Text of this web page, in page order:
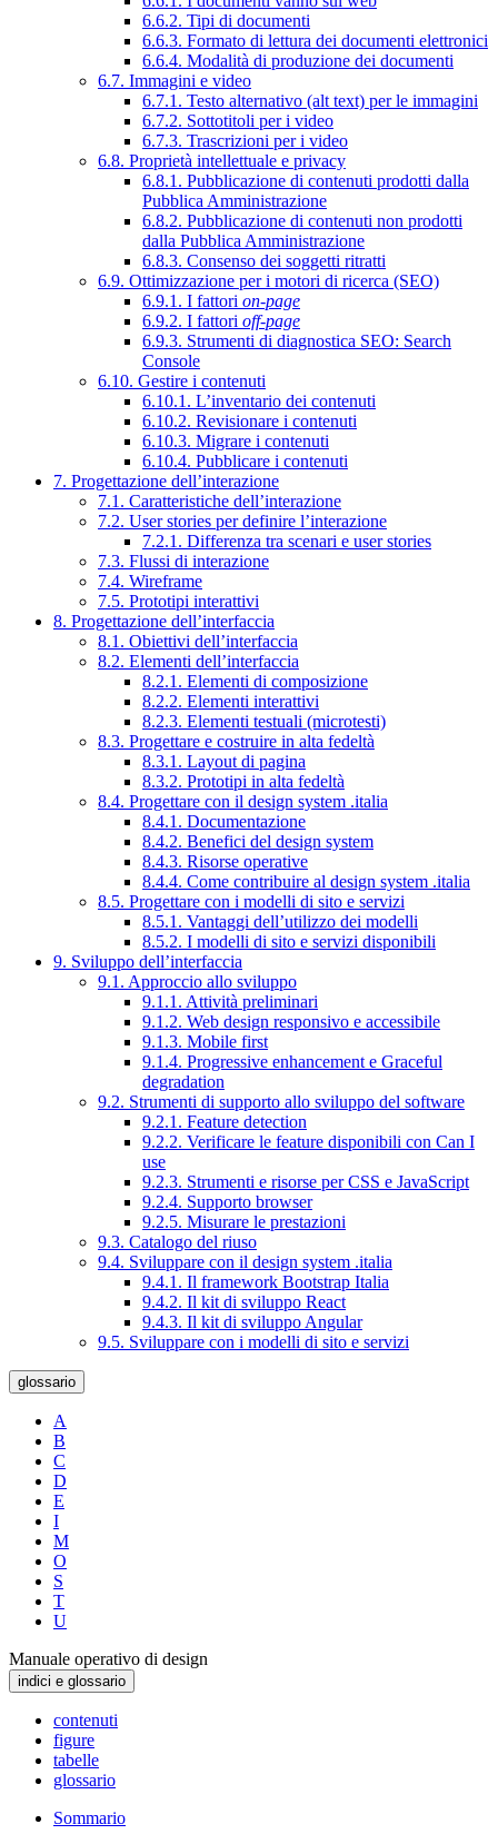
6.6.2. Tipi di documenti
6.6.3. Formato di lettura dei documenti elettronici
6.6.4. Modalità di produzione dei documenti
6.7. Immagini e video
6.7.1. Testo alternativo (alt text) per le immagini
6.7.2. Sottotitoli per i video
6.7.3. Trascrizioni per i video
6.8. Proprietà intellettuale e privacy
6.8.1. Pubblicazione di contenuti prodotti dalla
Pubblica Amministrazione
6.8.2. Pubblicazione di contenuti non prodotti
dalla Pubblica Amministrazione
6.8.3. Consenso dei soggetti ritratti
6.9. Ottimizzazione per i motori di ricerca (SEO)
6.9.1. I fattori on-page
6.9.2. I fattori off-page
6.9.3. Strumenti di diagnostica SEO: Search
Console
6.10. Gestire i contenuti
6.10.1. L’inventario dei contenuti
6.10.2. Revisionare i contenuti
6.10.3. Migrare i contenuti
6.10.4. Pubblicare i contenuti
7. Progettazione dell’interazione
7.1. Caratteristiche dell’interazione
7.2. User stories per definire l’interazione
7.2.1. Differenza tra scenari e user stories
7.3. Flussi di interazione
7.4. Wireframe
7.5. Prototipi interattivi
8. Progettazione dell’interfaccia
8.1. Obiettivi dell’interfaccia
8.2. Elementi dell’interfaccia
8.2.1. Elementi di composizione
8.2.2. Elementi interattivi
8.2.3. Elementi testuali (microtesti)
8.3. Progettare e costruire in alta fedeltà
8.3.1. Layout di pagina
8.3.2. Prototipi in alta fedeltà
8.4. Progettare con il design system .italia
8.4.1. Documentazione
8.4.2. Benefici del design system
8.4.3. Risorse operative
8.4.4. Come contribuire al design system .italia
8.5. Progettare con i modelli di sito e servizi
8.5.1. Vantaggi dell’utilizzo dei modelli
8.5.2. I modelli di sito e servizi disponibili
9. Sviluppo dell’interfaccia
9.1. Approccio allo sviluppo
9.1.1. Attività preliminari
9.1.2. Web design responsivo e accessibile
9.1.3. Mobile first
9.1.4. Progressive enhancement e Graceful
degradation
9.2. Strumenti di supporto allo sviluppo del software
9.2.1. Feature detection
9.2.2. Verificare le feature disponibili con Can I
use
9.2.3. Strumenti e risorse per CSS e JavaScript
9.2.4. Supporto browser
9.2.5. Misurare le prestazioni
9.3. Catalogo del riuso
9.4. Sviluppare con il design system .italia
9.4.1. Il framework Bootstrap Italia
9.4.2. Il kit di sviluppo React
9.4.3. Il kit di sviluppo Angular
9.5. Sviluppare con i modelli di sito e servizi
glossario
A
B
C
D
E
I
M
O
S
T
U
Manuale operativo di design
indici e glossario
contenuti
figure
tabelle
glossario
Sommario